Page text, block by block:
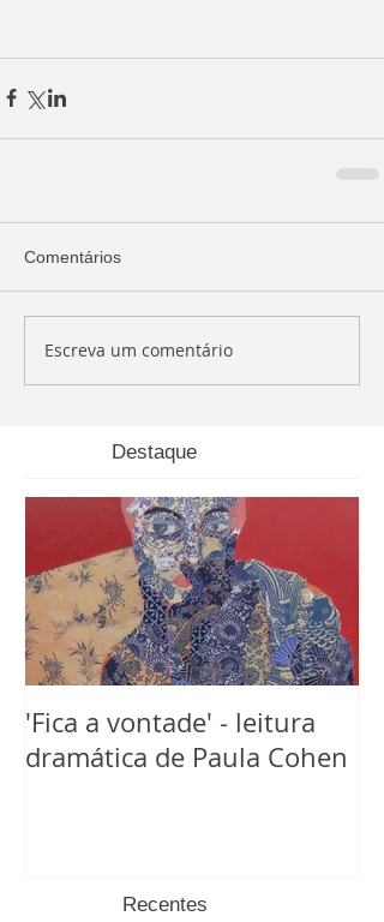
Comentários
Escreva um comentário
Destaque
'Fica a vontade' - leitura
dramática de Paula Cohen
Recentes